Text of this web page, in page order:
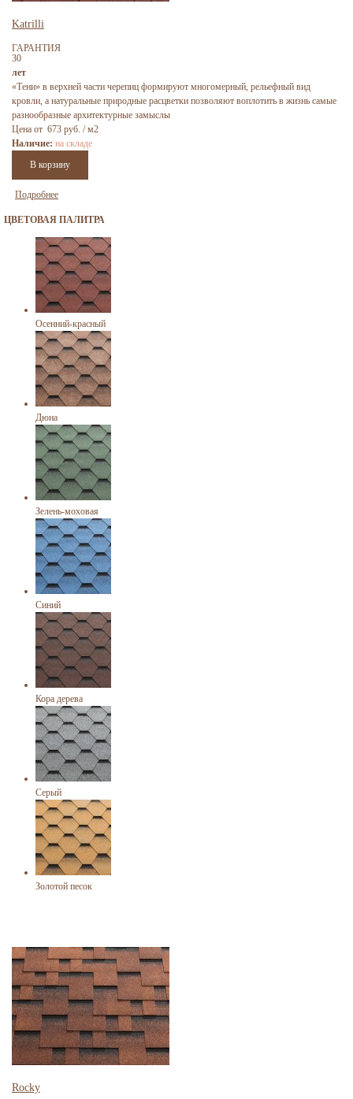
Katrilli
ГАРАНТИЯ
30
лет
«Тени» в верхней части черепиц формируют многомерный, рельефный вид
кровли, а натуральные природные расцветки позволяют воплотить в жизнь самые
разнообразные архитектурные замыслы
Цена от 673 руб. / м2
Наличие: на складе
Подробнее
ЦВЕТОВАЯ ПАЛИТРА
Осенний-красный
Дюна
Зелень-моховая
Синий
Кора дерева
Серый
Золотой песок
Rocky